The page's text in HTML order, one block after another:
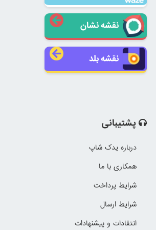
نقشه نشان
نقشه بلد
پشتیبانی
درباره یدک شاپ
همکاری با ما
شرایط پرداخت
شرایط ارسال
انتقادات و پیشنهادات